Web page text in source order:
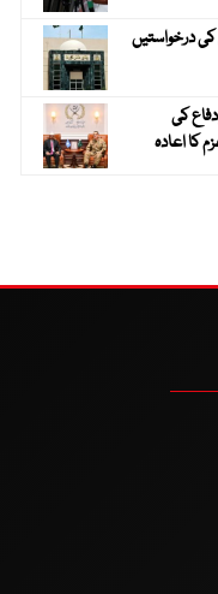
درخواستیں
کی
کا اعادہ